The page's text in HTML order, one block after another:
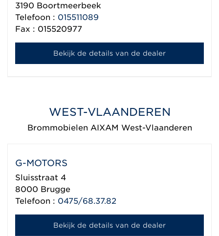
3190 Boortmeerbeek
Telefoon : 015511089
Fax : 015520977
Bekijk de details van de dealer
WEST-VLAANDEREN
Brommobielen AIXAM West-Vlaanderen
G-MOTORS
Sluisstraat 4
8000 Brugge
Telefoon : 0475/68.37.82
Bekijk de details van de dealer